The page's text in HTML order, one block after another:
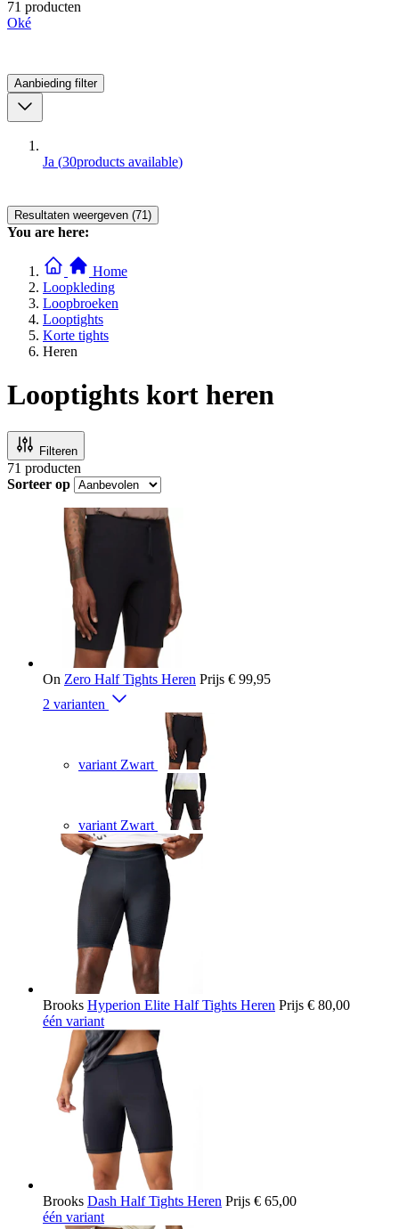
71 producten
Oké
Aanbieding filter
Ja (30products available)
Resultaten weergeven (71)
You are here:
Home
Loopkleding
Loopbroeken
Looptights
Korte tights
Heren
Looptights kort heren
Filteren
71 producten
Sorteer op
On Zero Half Tights Heren Prijs € 99,95
2 varianten
variant Zwart
variant Zwart
Brooks Hyperion Elite Half Tights Heren Prijs € 80,00
één variant
Brooks Dash Half Tights Heren Prijs € 65,00
één variant